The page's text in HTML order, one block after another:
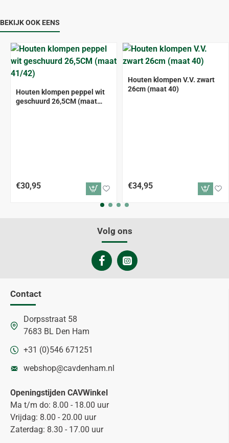
BEKIJK OOK EENS
Houten klompen peppel wit
geschuurd 26,5CM (maat
€30,95
Houten klompen V.V. zwart
26cm (maat 40)
€34,95
Volg ons
Contact
Dorpsstraat 58
7683 BL Den Ham
+31 (0)546 671251
webshop@cavdenham.nl
Openingstijden CAVWinkel
Ma t/m do: 8.00 - 18.00 uur
Vrijdag: 8.00 - 20.00 uur
Zaterdag: 8.30 - 17.00 uur